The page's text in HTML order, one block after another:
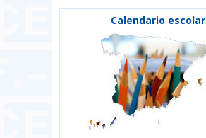
Calendario escolar